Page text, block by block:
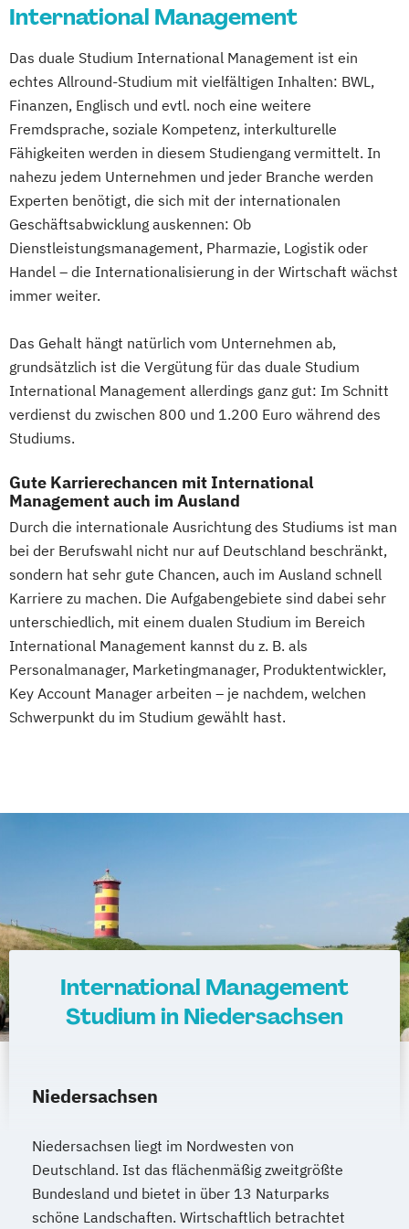
International Management
Das duale Studium International Management ist ein
echtes Allround-Studium mit vielfältigen Inhalten: BWL,
Finanzen, Englisch und evtl. noch eine weitere
Fremdsprache, soziale Kompetenz, interkulturelle
Fähigkeiten werden in diesem Studiengang vermittelt. In
nahezu jedem Unternehmen und jeder Branche werden
Experten benötigt, die sich mit der internationalen
Geschäftsabwicklung auskennen: Ob
Dienstleistungsmanagement, Pharmazie, Logistik oder
Handel – die Internationalisierung in der Wirtschaft wächst
immer weiter.
Das Gehalt hängt natürlich vom Unternehmen ab,
grundsätzlich ist die Vergütung für das duale Studium
International Management allerdings ganz gut: Im Schnitt
verdienst du zwischen 800 und 1.200 Euro während des
Studiums.
Gute Karrierechancen mit International
Management auch im Ausland
Durch die internationale Ausrichtung des Studiums ist man
bei der Berufswahl nicht nur auf Deutschland beschränkt,
sondern hat sehr gute Chancen, auch im Ausland schnell
Karriere zu machen. Die Aufgabengebiete sind dabei sehr
unterschiedlich, mit einem dualen Studium im Bereich
International Management kannst du z. B. als
Personalmanager, Marketingmanager, Produktentwickler,
Key Account Manager arbeiten – je nachdem, welchen
Schwerpunkt du im Studium gewählt hast.
International Management
Studium in Niedersachsen
Niedersachsen
Niedersachsen liegt im Nordwesten von
Deutschland. Ist das flächenmäßig zweitgrößte
Bundesland und bietet in über 13 Naturparks
schöne Landschaften. Wirtschaftlich betrachtet